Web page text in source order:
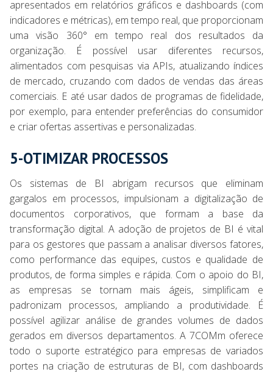
apresentados em relatórios gráficos e dashboards (com
indicadores e métricas), em tempo real, que proporcionam
uma visão 360° em tempo real dos resultados da
organização. É possível usar diferentes recursos,
alimentados com pesquisas via APIs, atualizando índices
de mercado, cruzando com dados de vendas das áreas
comerciais. E até usar dados de programas de fidelidade,
por exemplo, para entender preferências do consumidor
e criar ofertas assertivas e personalizadas.
5-OTIMIZAR PROCESSOS
Os sistemas de BI abrigam recursos que eliminam
gargalos em processos, impulsionam a digitalização de
documentos corporativos, que formam a base da
transformação digital. A adoção de projetos de BI é vital
para os gestores que passam a analisar diversos fatores,
como performance das equipes, custos e qualidade de
produtos, de forma simples e rápida. Com o apoio do BI,
as empresas se tornam mais ágeis, simplificam e
padronizam processos, ampliando a produtividade. É
possível agilizar análise de grandes volumes de dados
gerados em diversos departamentos. A 7COMm oferece
todo o suporte estratégico para empresas de variados
portes na criação de estruturas de BI, com dashboards